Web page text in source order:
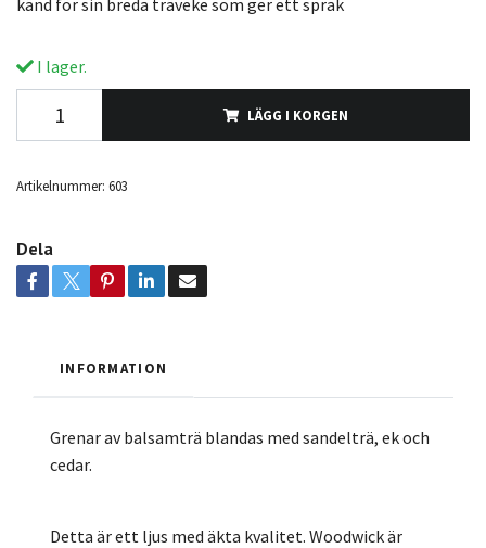
I lager.
LÄGG I KORGEN
Artikelnummer: 603
Dela
INFORMATION
Grenar av balsamträ blandas med sandelträ, ek och
cedar.
Detta är ett ljus med äkta kvalitet. Woodwick är